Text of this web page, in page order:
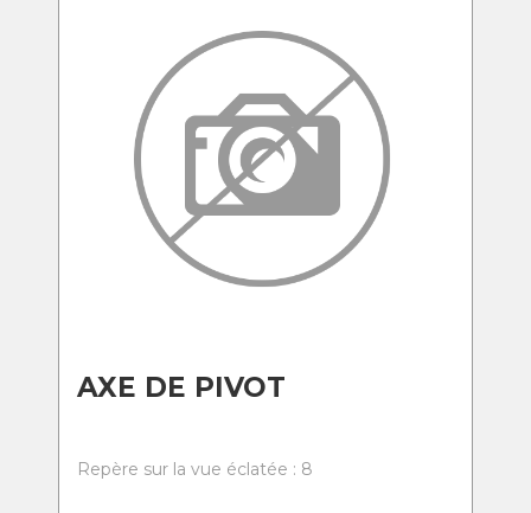
AXE DE PIVOT
Repère sur la vue éclatée : 8